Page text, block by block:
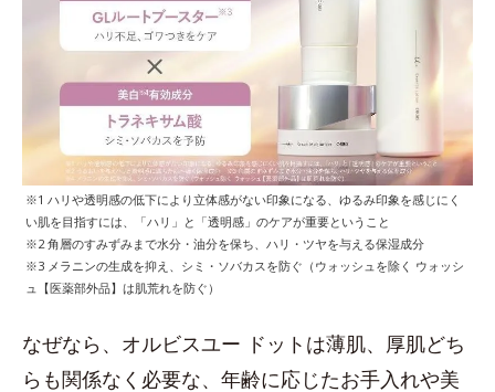
※1 ハリや透明感の低下により立体感がない印象になる、ゆるみ印象を感じにく
い肌を目指すには、「ハリ」と「透明感」のケアが重要ということ
※2 角層のすみずみまで水分・油分を保ち、ハリ・ツヤを与える保湿成分
※3 メラニンの生成を抑え、シミ・ソバカスを防ぐ（ウォッシュを除く ウォッシ
ュ【医薬部外品】は肌荒れを防ぐ）
なぜなら、オルビスユー ドットは薄肌、厚肌どち
らも関係なく必要な、年齢に応じたお手入れや美